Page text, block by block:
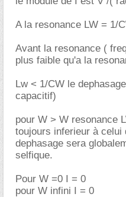
A la resonance LW = 1/
Avant la resonance (
plus faible qu'a la
Lw < 1/CW le
capacitif)
pour W > W resonance
toujours inferieur à
dephasage sera
selfique.
Pour W =0 I = 0
pour W infini I = 0